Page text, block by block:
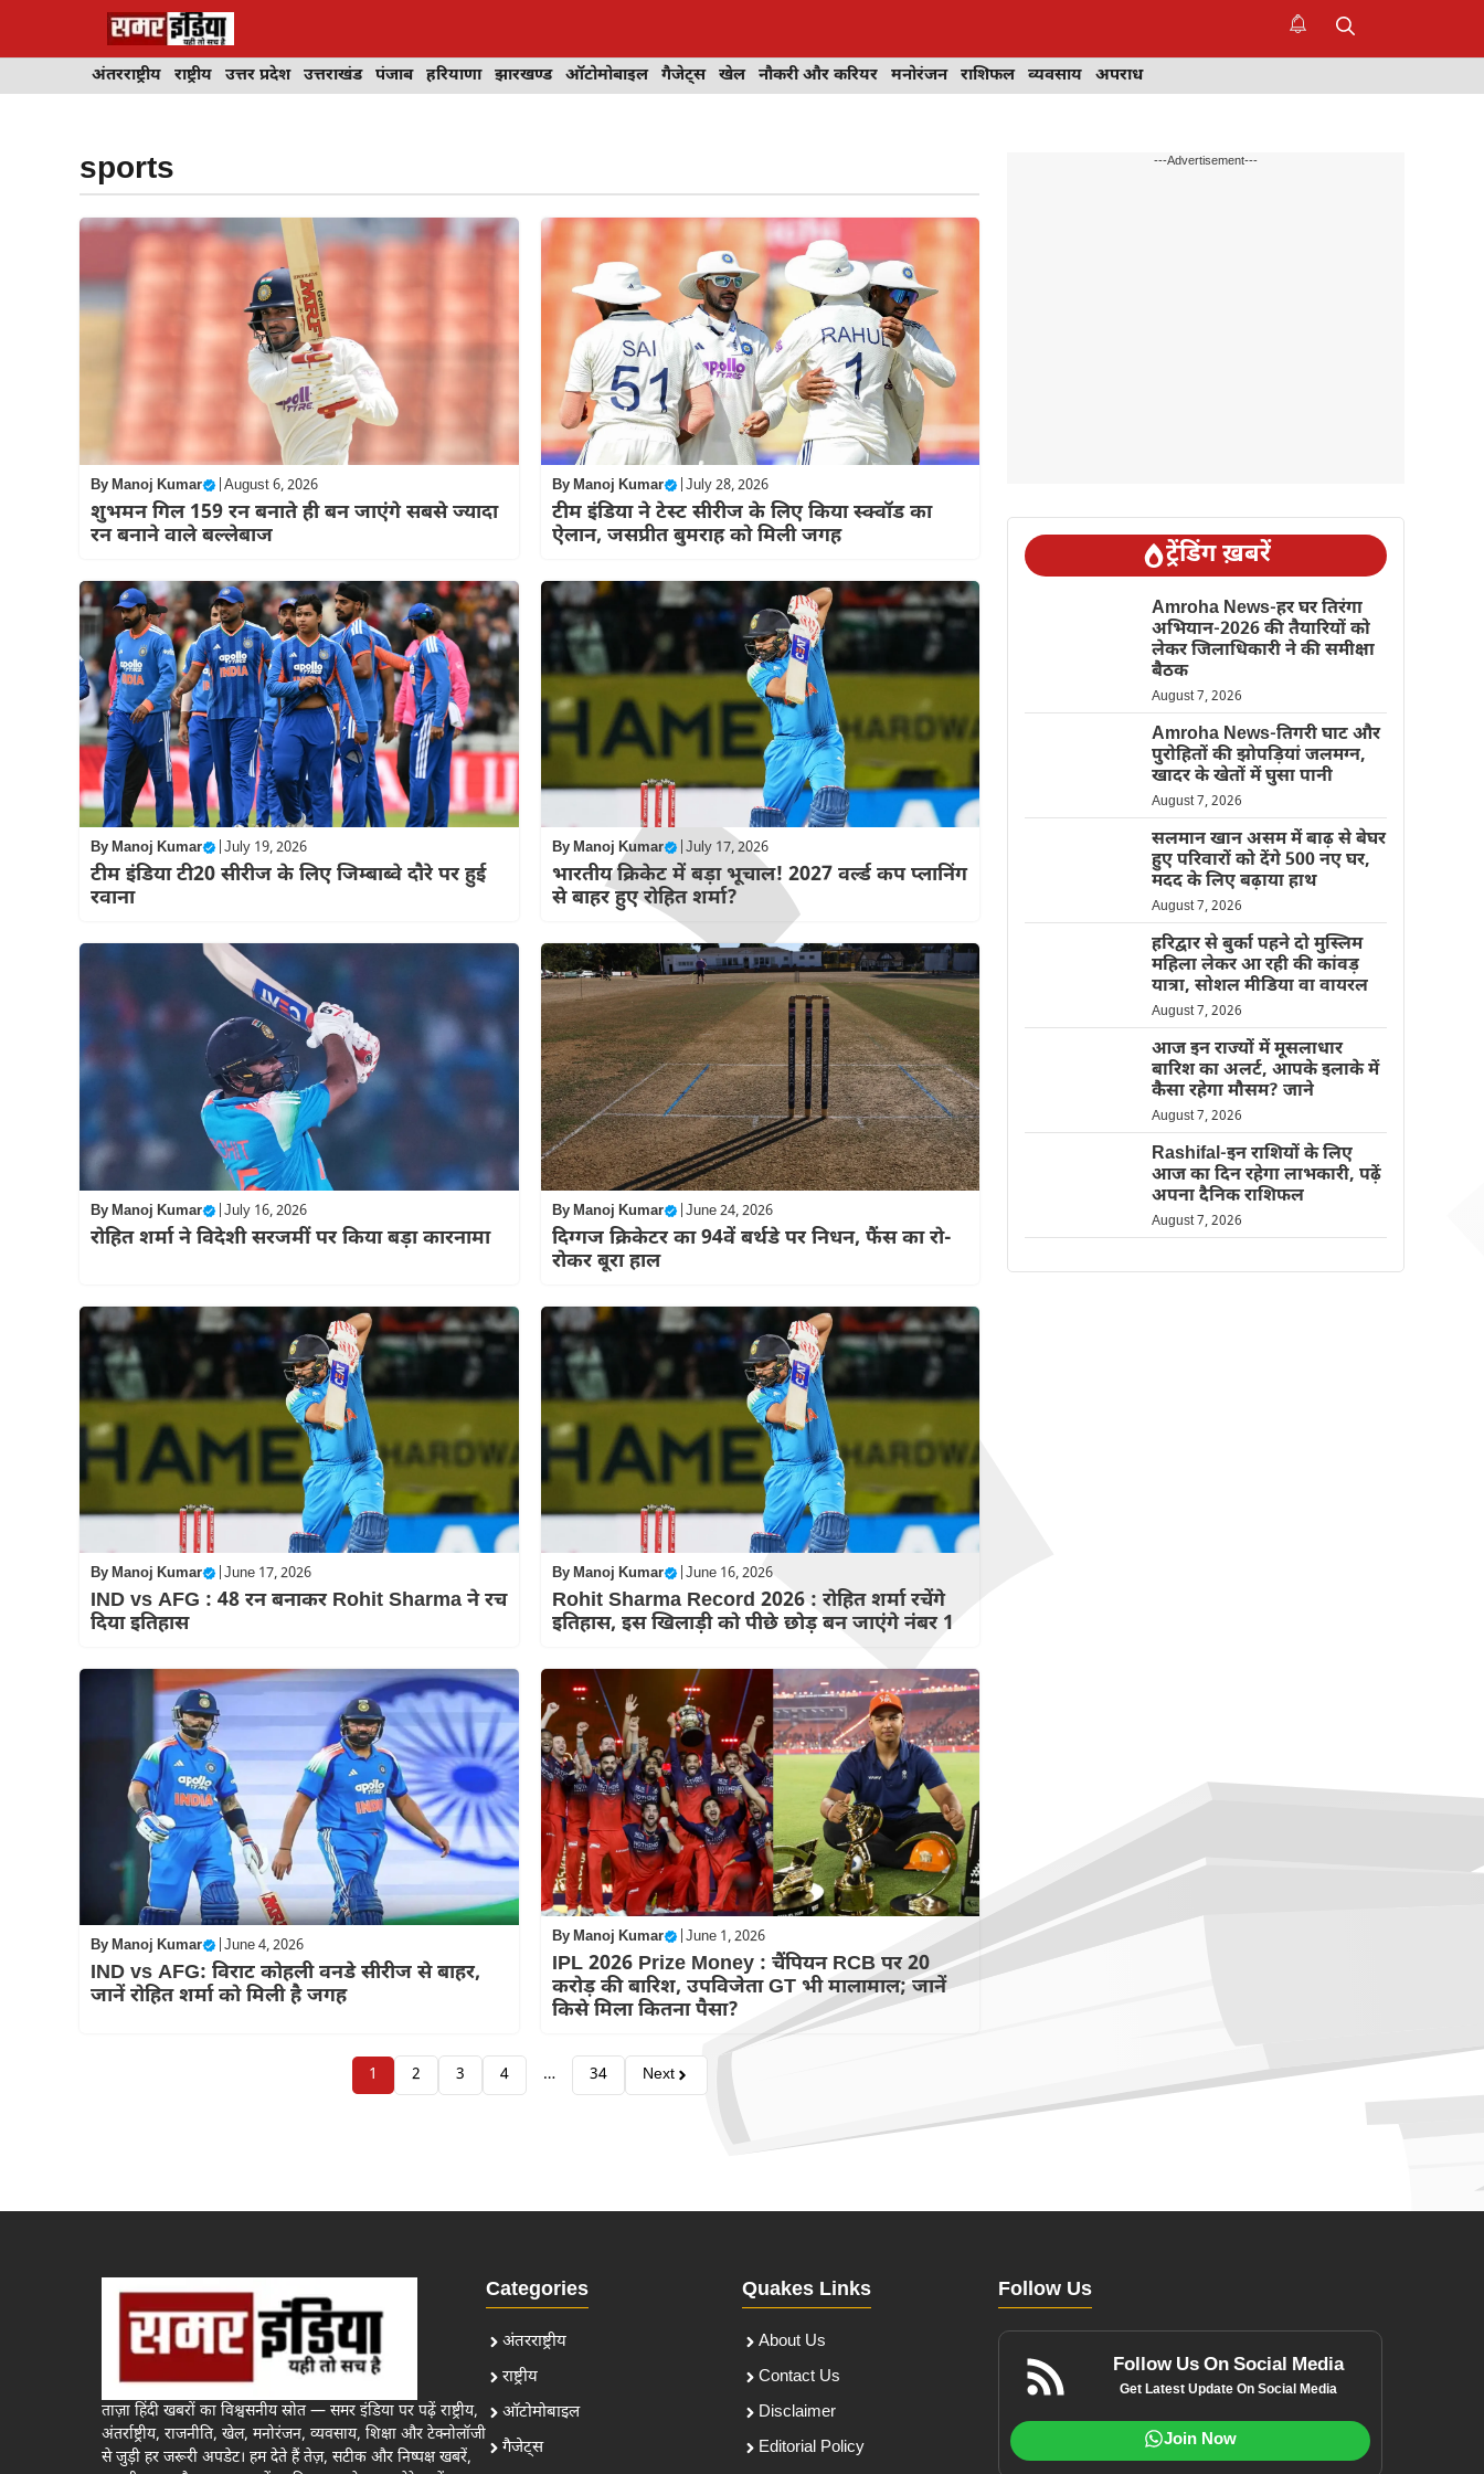
अंतरराष्ट्रीय राष्ट्रीय उत्तर प्रदेश उत्तराखंड पंजाब हरियाणा झारखण्ड ऑटोमोबाइल गैजेट्स खेल नौकरी और करियर मनोरंजन राशिफल व्यवसाय अपराध
sports
ByManoj Kumar August 6, 2026
शुभमन गिल 159 रन बनाते ही बन जाएंगे सबसे ज्यादा
रन बनाने वाले बल्लेबाज
ByManoj Kumar | July 28, 2026
टीम इंडिया ने टेस्ट सीरीज के लिए किया स्क्वॉड का
ऐलान, जसप्रीत बुमराह को मिली जगह
ByManoj Kumar July 19, 2026
टीम इंडिया टी20 सीरीज के लिए जिम्बाब्वे दौरे पर हुई
रवाना
ByManoj Kumar | July 17, 2026
भारतीय क्रिकेट में बड़ा भूचाल! 2027 वर्ल्ड कप प्लानिंग
से बाहर हुए रोहित शर्मा?
ByManoj Kumar July 16, 2026
रोहित शर्मा ने विदेशी सरजमीं पर किया बड़ा कारनामा
ByManoj Kumar | June 24, 2026
दिग्गज क्रिकेटर का 94वें बर्थडे पर निधन, फैंस का रो-
रोकर बूरा हाल
ByManoj Kumar June 17, 2026
IND vs AFG : 48 रन बनाकर Rohit Sharma ने रच
दिया इतिहास
ByManoj Kumar | June 16, 2026
Rohit Sharma Record 2026 : रोहित शर्मा रचेंगे
इतिहास, इस खिलाड़ी को पीछे छोड़ बन जाएंगे नंबर 1
ByManoj Kumar June 4, 2026
IND vs AFG: विराट कोहली वनडे सीरीज से बाहर,
जानें रोहित शर्मा को मिली है जगह
ByManoj Kumar | June 1, 2026
IPL 2026 Prize Money : चैंपियन RCB पर 20
करोड़ की बारिश, उपविजेता GT भी मालामाल; जानें
किसे मिला कितना पैसा?
1 2 3 4 … 34 Next
---Advertisement---
ट्रेंडिंग ख़बरें
Amroha News-हर घर तिरंगा
अभियान-2026 की तैयारियों को
लेकर जिलाधिकारी ने की समीक्षा
बैठक
August 7, 2026
Amroha News-तिगरी घाट और
पुरोहितों की झोपड़ियां जलमग्न,
खादर के खेतों में घुसा पानी
August 7, 2026
सलमान खान असम में बाढ़ से बेघर
हुए परिवारों को देंगे 500 नए घर,
मदद के लिए बढ़ाया हाथ
August 7, 2026
हरिद्वार से बुर्का पहने दो मुस्लिम
महिला लेकर आ रही की कांवड़
यात्रा, सोशल मीडिया वा वायरल
August 7, 2026
आज इन राज्यों में मूसलाधार
बारिश का अलर्ट, आपके इलाके में
कैसा रहेगा मौसम? जाने
August 7, 2026
Rashifal-इन राशियों के लिए
आज का दिन रहेगा लाभकारी, पढ़ें
अपना दैनिक राशिफल
August 7, 2026
ताज़ा हिंदी खबरों का विश्वसनीय स्रोत — समर इंडिया पर पढ़ें राष्ट्रीय,
अंतर्राष्ट्रीय, राजनीति, खेल, मनोरंजन, व्यवसाय, शिक्षा और टेक्नोलॉजी
से जुड़ी हर जरूरी अपडेट। हम देते हैं तेज़, सटीक और निष्पक्ष खबरें,
Categories
अंतरराष्ट्रीय
राष्ट्रीय
ऑटोमोबाइल
गैजेट्स
Quakes Links
About Us
Contact Us
Disclaimer
Editorial Policy
Follow Us
Follow Us On Social Media
Get Latest Update On Social Media
Join Now